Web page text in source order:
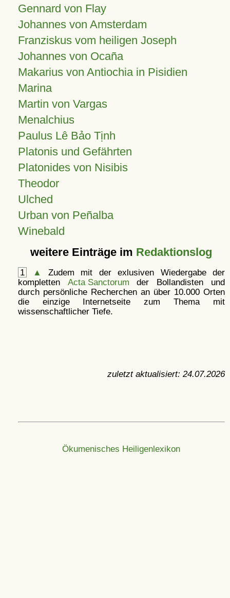
Gennard von Flay
Johannes von Amsterdam
Franziskus vom heiligen Joseph
Johannes von Ocaña
Makarius von Antiochia in Pisidien
Marina
Martin von Vargas
Menalchius
Paulus Lê Bảo Tịnh
Platonis und Gefährten
Platonides von Nisibis
Theodor
Ulched
Urban von Peñalba
Winebald
weitere Einträge im Redaktionslog
1 ▲
Zudem mit der exlusiven Wiedergabe der
kompletten Acta Sanctorum der Bollandisten und
durch persönliche Recherchen an über 10.000 Orten
die einzige Internetseite zum Thema mit
wissenschaftlicher Tiefe.
zuletzt aktualisiert: 24.07.2026
Ökumenisches Heiligenlexikon